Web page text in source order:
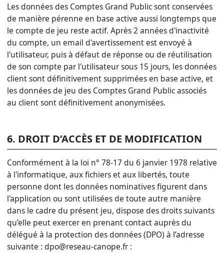
Les données des Comptes Grand Public sont conservées
de manière pérenne en base active aussi longtemps que
le compte de jeu reste actif. Après 2 années d'inactivité
du compte, un email d'avertissement est envoyé à
l'utilisateur, puis à défaut de réponse ou de réutilisation
de son compte par l'utilisateur sous 15 jours, les données
client sont définitivement supprimées en base active, et
les données de jeu des Comptes Grand Public associés
au client sont définitivement anonymisées.
6. DROIT D’ACCÈS ET DE MODIFICATION
Conformément à la loi n° 78-17 du 6 janvier 1978 relative
à l'informatique, aux fichiers et aux libertés, toute
personne dont les données nominatives figurent dans
l'application ou sont utilisées de toute autre manière
dans le cadre du présent jeu, dispose des droits suivants
qu’elle peut exercer en prenant contact auprès du
délégué à la protection des données (DPO) à l’adresse
suivante : dpo@reseau-canope.fr :